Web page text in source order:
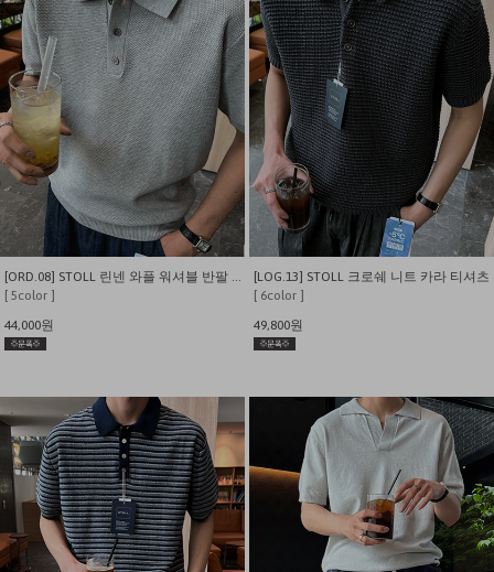
[ORD.08] STOLL 린넨 와플 워셔블 반팔 카라 니트
[ 5color ]
44,000원
[LOG.13] STOLL 크로쉐 니트 카라 티셔츠
[ 6color ]
49,800원